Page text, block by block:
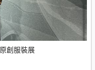
創服裝展